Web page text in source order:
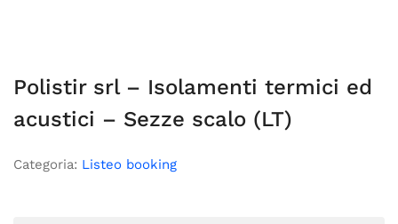
Polistir srl – Isolamenti termici ed
acustici – Sezze scalo (LT)
Categoria: Listeo booking